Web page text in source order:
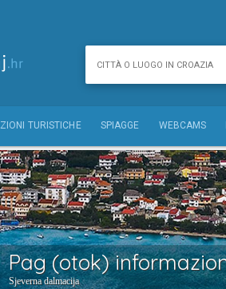
TURISTICHE SPIAGGE WEBCAMS
Pag (otok)
Sjeverna dalmacija